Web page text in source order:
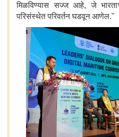
मिळविण्यास सज्ज आहे, जे
परिसंस्थेत परिवर्तन घडवून आणेल."